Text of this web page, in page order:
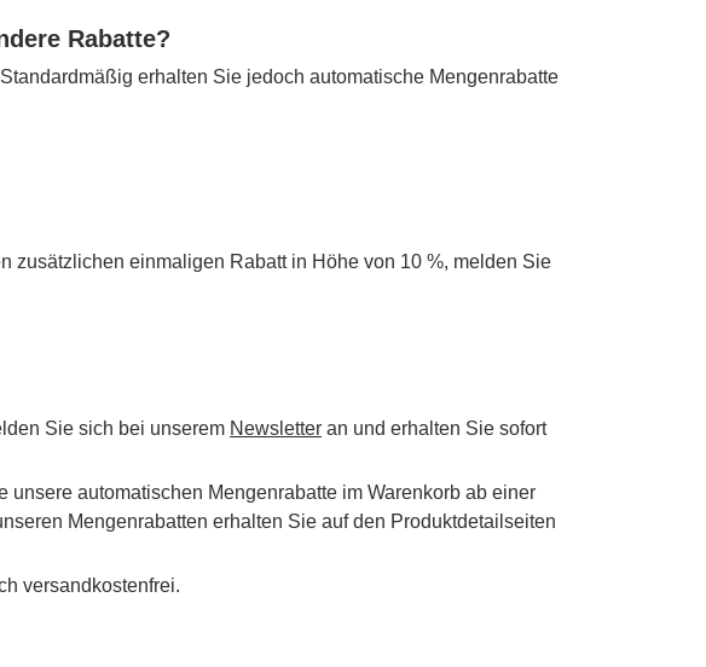
Rabatte?
erhalten Sie jedoch automatische Mengenrabatte
zusätzlichen einmaligen Rabatt in Höhe von 10 %, melden Sie
Sie sich bei unserem Newsletter an und erhalten Sie sofort
unsere automatischen Mengenrabatte im Warenkorb ab einer
Mengenrabatten erhalten Sie auf den Produktdetailseiten
versandkostenfrei.